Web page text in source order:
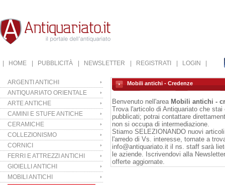
| HOME | PUBBLICITÀ | NEWSLETTER | REGISTRATI | LOGIN |
ARGENTI ANTICHI
ANTIQUARIATO ORIENTALE
ARTE ANTICHE
CAMINI E STUFE ANTICHE
CERAMICHE
COLLEZIONISMO
CORNICI
FERRI E ATTREZZI ANTICHI
GIOIELLI ANTICHI
MOBILI ANTICHI
Mobili antichi - Credenze
Benvenuto nell'area Mobili antichi -
Trova l'articolo di Antiquariato che
pubblicati; potrai contattare
non si occupa di intermediazione.
Stiamo SELEZIONANDO nuovi
l'arredo di Vs. interesse, tornate a
info@antiquariato.it il ns. staff sarà
le aziende. Iscrivendovi alla Newsletter
offerte aggiornate.